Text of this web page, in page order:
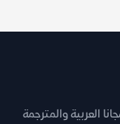
العربية والمترجمة